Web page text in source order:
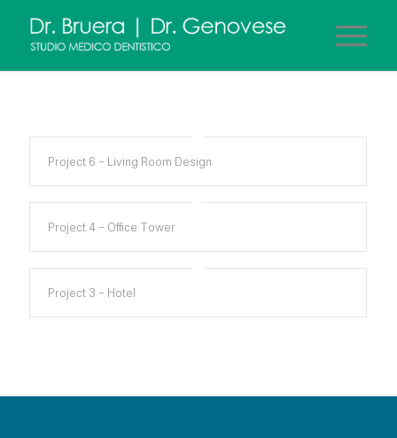
Project 6 – Living Room Design
Project 4 – Office Tower
Project 3 – Hotel